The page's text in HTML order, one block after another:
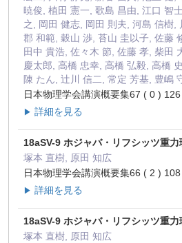
暁俊, 植田 憲一, 歌島 昌由, 江口 智
之, 岡田 健志, 岡田 則夫, 河島 信樹,
郡 和範, 穀山 渉, 苔山 圭以子, 佐藤
田中 貴浩, 佐々木 節, 佐藤 孝, 柴田
慶太郎, 高橋 忠幸, 高橋 弘毅, 高橋
陳 たん, 辻川 信二, 常定 芳基, 豊嶋
日本物理学会講演概要集67 ( 0 )
▶ 詳細を見る
18aSV-9 ホジャバ・リフシッツ重
塚本 直樹, 原田 知広
日本物理学会講演概要集66 ( 2 )
▶ 詳細を見る
18aSV-9 ホジャバ・リフシッツ重
塚本 直樹, 原田 知広